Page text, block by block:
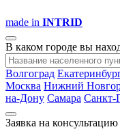
made in INTRID
В каком городе вы
Волгоград
Москва Нижний
на-Дону Самара Санкт-
Заявка на консультацию